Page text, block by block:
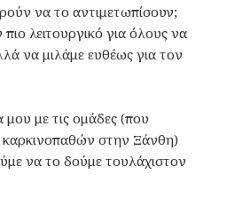
να το αντιμετωπίσουν;
λειτουργικό για όλους να
να μιλάμε ευθέως για τον
με τις ομάδες (που
στην Ξάνθη)
να το δούμε τουλάχιστον